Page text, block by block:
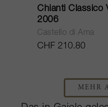
Chianti Classico
2006
Castello di Ama
CHF 210.80
MEHR